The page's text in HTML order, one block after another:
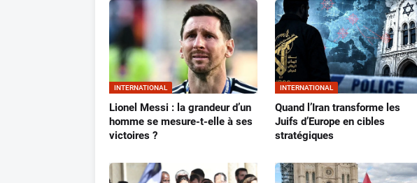
INTERNATIONAL
Lionel Messi : la grandeur d’un
homme se mesure-t-elle à ses
victoires ?
INTERNATIONAL
Quand l’Iran transforme les
Juifs d’Europe en cibles
stratégiques